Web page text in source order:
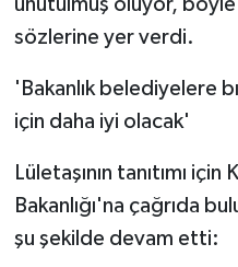
sözlerine yer verdi.
'Bakanlık belediyelere
için daha iyi olacak'
Lületaşının tanıtımı
Bakanlığı'na çağrıda
şu şekilde devam etti: